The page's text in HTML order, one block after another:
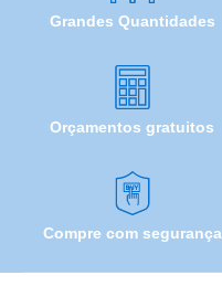
Grandes Quantidades
Orçamentos gratuitos
Compre com segurança